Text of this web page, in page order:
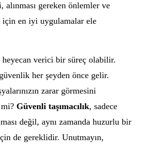
gereken önlemler ve
için en iyi uygulamalar ele
heyecan verici bir süreç olabilir.
her şeyden önce gelir.
zarar görmesini
Güvenli taşımacılık, sadece
değil, aynı zamanda huzurlu bir
de gereklidir. Unutmayın,